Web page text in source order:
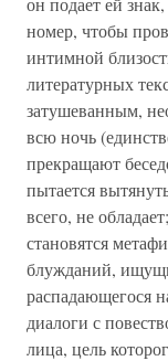
номер, чтобы
интимной
литературных
затушеванным,
всю ночь
прекращают
пытается
всего, не
становятся
блужданий,
распадающегося
диалоги с
лица, цель